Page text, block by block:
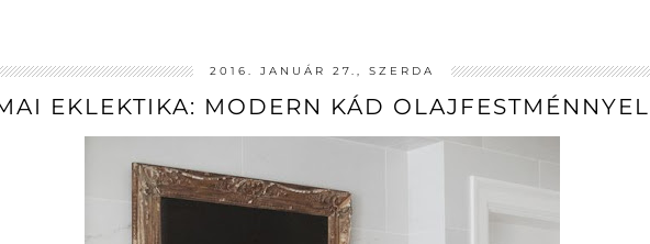
2016. JANUÁR 27., SZERDA
EKLEKTIKA: MODERN KÁD OLAJFESTMÉNNYEL